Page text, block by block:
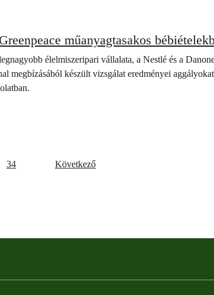
műanyagtasakos
élelmiszeripari vállalata, a Nestlé és a
megbízásából készült vizsgálat eredményei
34 Következő